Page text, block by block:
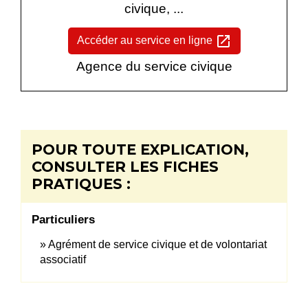
civique, ...
Accéder au service en ligne open_in_new
Agence du service civique
POUR TOUTE EXPLICATION,
CONSULTER LES FICHES
PRATIQUES :
Particuliers
Agrément de service civique et de volontariat
associatif